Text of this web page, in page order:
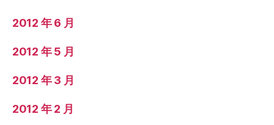
2012 年 6 月
2012 年 5 月
2012 年 3 月
2012 年 2 月